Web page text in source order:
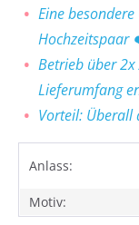
Eine
Hochzeitspaar
Betrieb über
Lieferumfang
Vorteil:
Anlass:
Motiv: